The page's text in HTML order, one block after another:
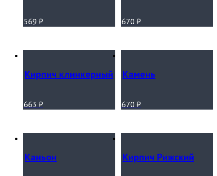
569 ₽ 670 ₽
Кирпич клинкерный
663 ₽
Камень
670 ₽
Каньон Кирпич Рижский